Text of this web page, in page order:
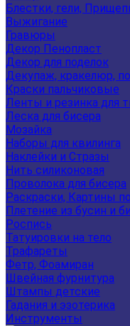
Блестки, гели,
Выжигание
Гравюры
Декор Пенопласт
Декор для поделок
Декупаж, кракелюр,
Краски пальчиковые
Ленты и резинка для
Леска для бисера
Мозайка
Наборы для квилинга
Наклейки и Стразы
Нить силиконовая
Проволока для бисера
Раскраски, Картины
Плетение из бусин и
Роспись
Татуировки на тело
Трафареты
Фетр, Фоамиран
Швейная фурнитура
Штампы детские
Гадания и эзотерика
Инструменты